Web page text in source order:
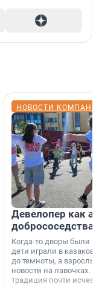
НОВОСТИ
Девелопер как
добрососедства
Когда-то дворы были
дети играли в казаков-
до темноты, а
новости на лавочках. В
традиция почти